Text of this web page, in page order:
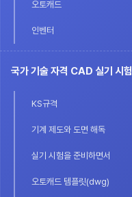
오토캐드
인벤터
국가 기술 자격 CAD 실기 시험
KS규격
기계 제도와 도면 해독
실기 시험을 준비하면서
오토캐드 템플릿(dwg)